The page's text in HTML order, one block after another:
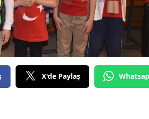
Diyarbakır
Edirne
Elazığ
Erzincan
X'de Paylaş